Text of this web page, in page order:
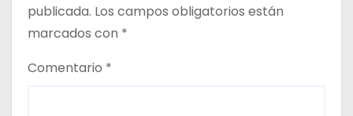
d
publicada. Los campos obligatorios están
marcados con *
Comentario *